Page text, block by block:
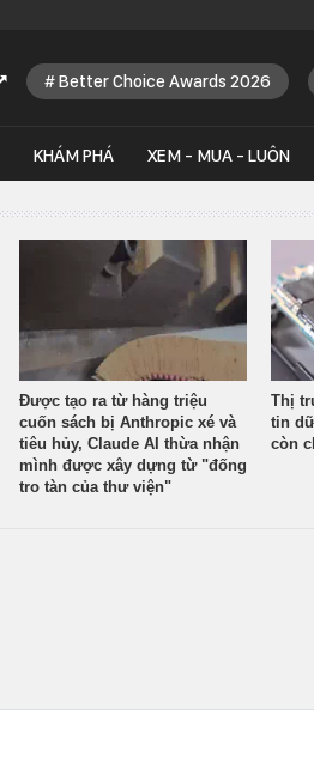
Better Choice Awards 2026
KHÁM PHÁ XEM - MUA - LUÔN
Được tạo ra từ hàng triệu
cuốn sách bị Anthropic xé và
tiêu hủy, Claude AI thừa nhận
mình được xây dựng từ "đống
tro tàn của thư viện"
Thị
tin
còn